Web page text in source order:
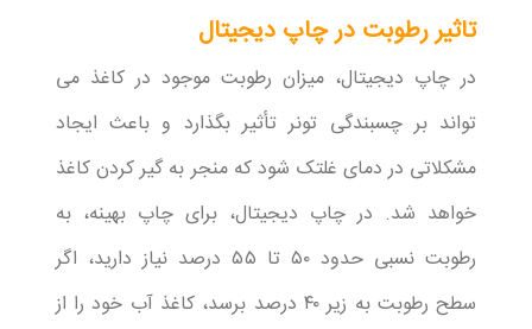
تاثیر رطوبت در چاپ دیجیتال
در چاپ دیجیتال، میزان رطوبت موجود در کاغذ می
تواند بر چسبندگی تونر تأثیر بگذارد و باعث ایجاد
مشکلاتی در دمای غلتک شود که منجر به گیر کردن کاغذ
خواهد شد. در چاپ دیجیتال، برای چاپ بهینه، به
رطوبت نسبی حدود ۵۰ تا ۵۵ درصد نیاز دارید، اگر
سطح رطوبت به زیر ۴۰ درصد برسد، کاغذ آب خود را از